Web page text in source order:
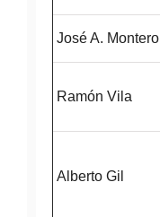
José A. Montero
Ramón Vila
Alberto Gil